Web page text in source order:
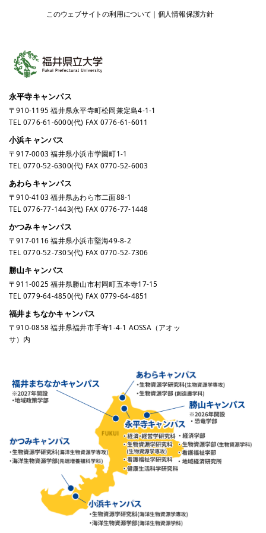
このウェブサイトの利用について 個人情報保護方針
永平寺キャンパス
〒910-1195 福井県永平寺町松岡兼定島4-1-1
TEL 0776-61-6000(代) FAX 0776-61-6011
小浜キャンパス
〒917-0003 福井県小浜市学園町1-1
TEL 0770-52-6300(代) FAX 0770-52-6003
あわらキャンパス
〒910-4103 福井県あわら市二面88-1
TEL 0776-77-1443(代) FAX 0776-77-1448
かつみキャンパス
〒917-0116 福井県小浜市堅海49-8-2
TEL 0770-52-7305(代) FAX 0770-52-7306
勝山キャンパス
〒911-0025 福井県勝山市村岡町五本寺17-15
TEL 0779-64-4850(代) FAX 0779-64-4851
福井まちなかキャンパス
〒910-0858 福井県福井市手寄1-4-1 AOSSA（アオッ
サ）内